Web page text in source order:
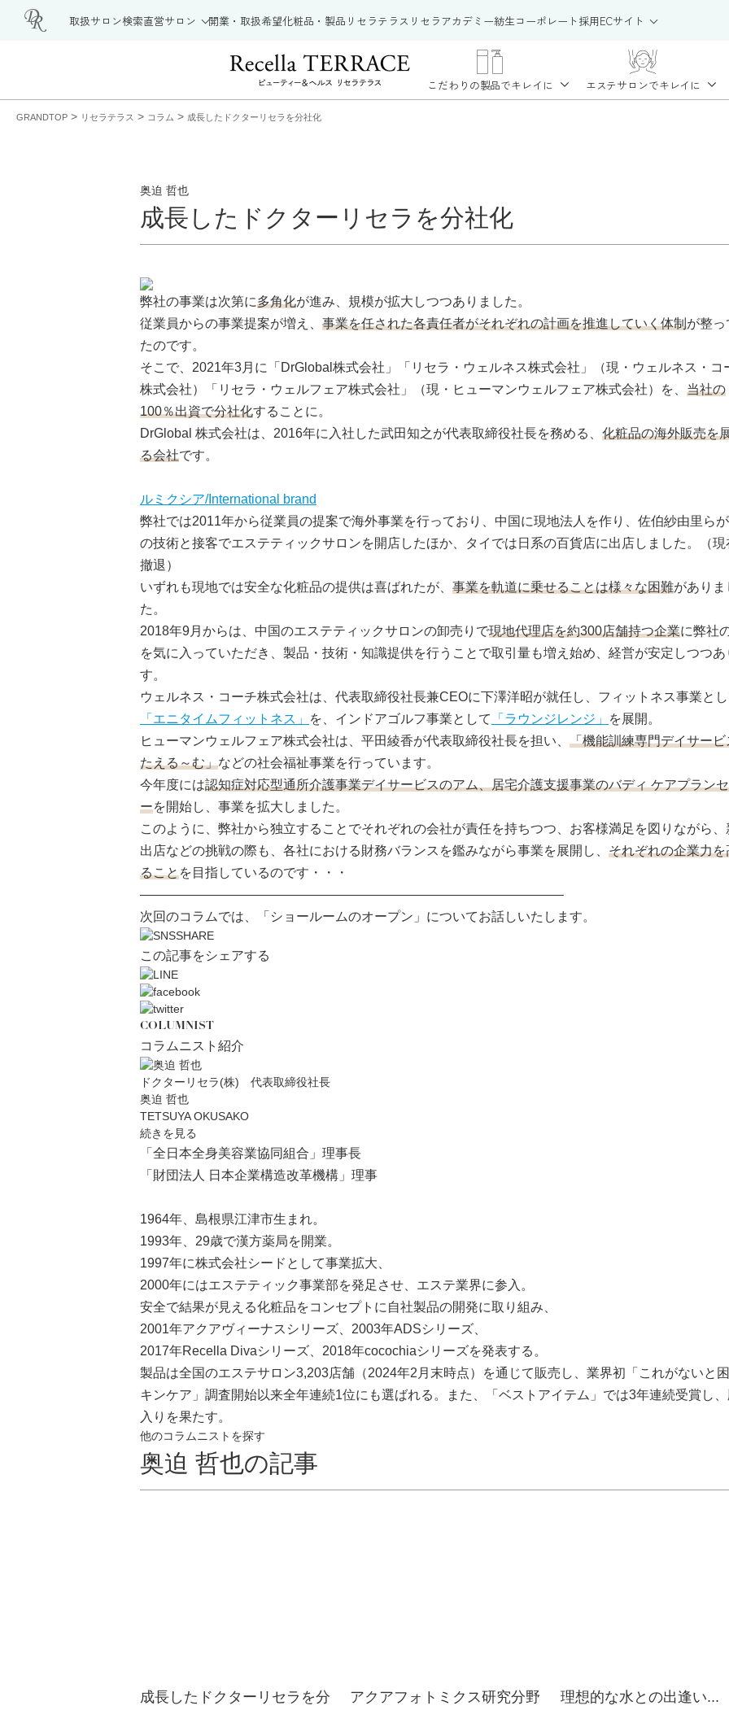
取扱サロン検索直営サロン 開業・取扱希望化粧品・製品 リセラテラス リセラアカデミー紡生コーポレート採用ECサイト
こだわりの製品でキレイに エステサロンでキレイに
GRANDTOP > リセラテラス > コラム > 成長したドクターリセラを分社化
奥迫 哲也
成長したドクターリセラを分社化
弊社の事業は次第に多角化が進み、規模が拡大しつつありました。
従業員からの事業提案が増え、 事業を任された各責任者がそれぞれの計画を推進していく体制が整っ
たのです。
そこで、2021年3月に「DrGlobal株式会社」「リセラ・ウェルネス株式会社」（現・ウェルネス・コ
株式会社）「リセラ・ウェルフェア株式会社」（現・ヒューマンウェルフェア株式会社）を、 当社の
100％出資で分社化することに。
DrGlobal 株式会社は、2016年に入社した武田知之が代表取締役社長を務める、 化粧品の海外販売を
る会社です。
ルミクシア/International brand
弊社では2011年から従業員の提案で海外事業を行っており、中国に現地法人を作り、佐伯紗由里ら
の技術と接客でエステティックサロンを開店したほか、タイでは日系の百貨店に出店しました。（現
撤退）
いずれも現地では安全な化粧品の提供は喜ばれたが、 事業を軌道に乗せることは様々な困難がありま
た。
2018年9月からは、中国のエステティックサロンの卸売りで現地代理店を約300店舗持つ企業に弊社
を気に入っていただき、製品・技術・知識提供を行うことで取引量も増え始め、経営が安定しつつあ
す。
ウェルネス・コーチ株式会社は、代表取締役社長兼CEOに下澤洋昭が就任し、フィットネス事業と
「エニタイムフィットネス」
を、インドアゴルフ事業として 「ラウンジレンジ」
を展開。
ヒューマンウェルフェア株式会社は、平田綾香が代表取締役社長を担い、 「機能訓練専門デイサービ
たえる～む」などの社会福祉事業を行っています。
今年度には認知症対応型通所介護事業デイサービスのアム、居宅介護支援事業のバディ ケアプラン
ーを開始し、事業を拡大しました。
このように、弊社から独立することでそれぞれの会社が責任を持ちつつ、お客様満足を図りながら、
出店などの挑戦の際も、各社における財務バランスを鑑みながら事業を展開し、 それぞれの企業力を
ることを目指しているのです・・・
————————————————————————————————–
次回のコラムでは、「ショールームのオープン」についてお話しいたします。
この記事をシェアする
COLUMNIST
コラムニスト紹介
ドクターリセラ(株) 代表取締役社長
奥迫 哲也
TETSUYA OKUSAKO
続きを見る
「全日本全身美容業協同組合」理事長
「財団法人 日本企業構造改革機構」理事
1964年、島根県江津市生まれ。
1993年、29歳で漢方薬局を開業。
1997年に株式会社シードとして事業拡大、
2000年にはエステティック事業部を発足させ、エステ業界に参入。
安全で結果が見える化粧品をコンセプトに自社製品の開発に取り組み、
2001年アクアヴィーナスシリーズ、2003年ADSシリーズ、
2017年Recella Divaシリーズ、2018年cocochiaシリーズを発表する。
製品は全国のエステサロン3,203店舗（2024年2月末時点）を通じて販売し、業界初「これがないと
キンケア」調査開始以来全年連続1位にも選ばれる。また、「ベストアイテム」では3年連続受賞し
入りを果たす。
他のコラムニストを探す
奥迫 哲也の記事
成長したドクターリセラを分
アクアフォトミクス研究分野
理想的な水との出逢い...